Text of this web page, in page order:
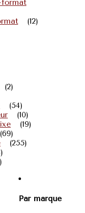
format
(12)
(2)
(54)
(10)
(19)
(69)
(255)
Par marque